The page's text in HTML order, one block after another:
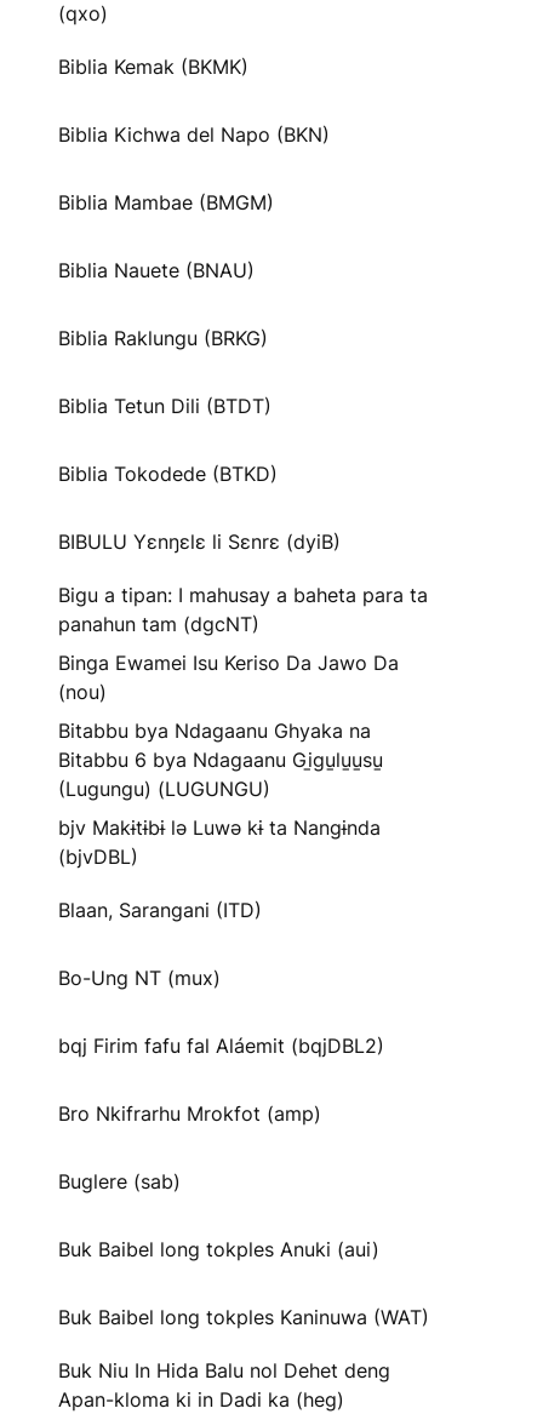
(qxo)
Biblia Kemak (BKMK)
Biblia Kichwa del Napo (BKN)
Biblia Mambae (BMGM)
Biblia Nauete (BNAU)
Biblia Raklungu (BRKG)
Biblia Tetun Dili (BTDT)
Biblia Tokodede (BTKD)
BIBULU Yɛnŋɛlɛ li Sɛnrɛ (dyiB)
Bigu a tipan: I mahusay a baheta para ta
panahun tam (dgcNT)
Binga Ewamei Isu Keriso Da Jawo Da
(nou)
Bitabbu bya Ndagaanu Ghyaka na
Bitabbu 6 bya Ndagaanu Gi̱gu̱lu̱u̱su̱
(Lugungu) (LUGUNGU)
bjv Makɨtɨbɨ lə Luwə kɨ ta Nangɨnda
(bjvDBL)
Blaan, Sarangani (ITD)
Bo-Ung NT (mux)
bqj Firim fafu fal Aláemit (bqjDBL2)
Bro Nkifrarhu Mrokfot (amp)
Buglere (sab)
Buk Baibel long tokples Anuki (aui)
Buk Baibel long tokples Kaninuwa (WAT)
Buk Niu In Hida Balu nol Dehet deng
Apan-kloma ki in Dadi ka (heg)